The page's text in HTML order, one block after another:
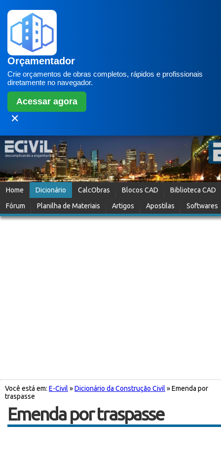
Orçamentador
Crie orçamentos de obras completos, rápidos e profissionais
diretamente no navegador.
Acessar agora
✕
Home Dicionário CalcObras Blocos CAD
Biblioteca CAD
Fórum
Planilha de Materiais Artigos Apostilas Softwares
Você está em: E-Civil »Dicionário da Construção Civil » Emenda por
traspasse
Emenda por traspasse